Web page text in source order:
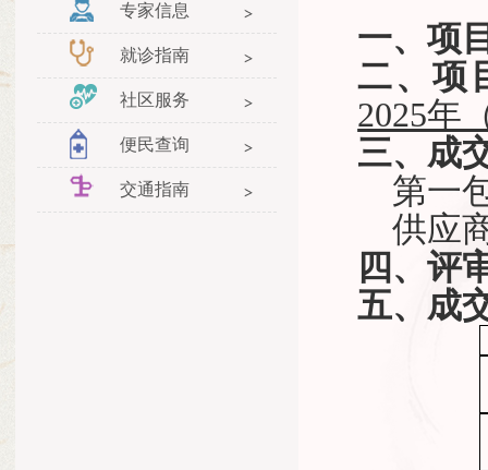
专家信息
就诊指南
社区服务
便民查询
交通指南
一、项
二、项
2025年
三、成
第一
供应
四、评
五、成